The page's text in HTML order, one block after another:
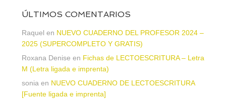
ÚLTIMOS COMENTARIOS
Raquel en NUEVO CUADERNO DEL PROFESOR 2024 –
2025 (SUPERCOMPLETO Y GRATIS)
Roxana Denise en Fichas de LECTOESCRITURA – Letra
M (Letra ligada e imprenta)
sonia en NUEVO CUADERNO DE LECTOESCRITURA
[Fuente ligada e imprenta]